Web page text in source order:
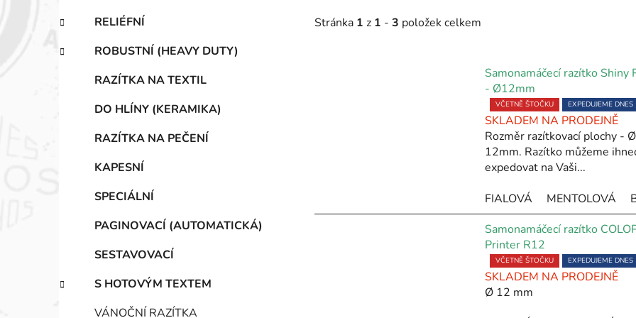
RELIÉFNÍ
ROBUSTNÍ (HEAVY DUTY)
RAZÍTKA NA TEXTIL
DO HLÍNY (KERAMIKA)
RAZÍTKA NA PEČENÍ
KAPESNÍ
SPECIÁLNÍ
PAGINOVACÍ (AUTOMATICKÁ)
SESTAVOVACÍ
S HOTOVÝM TEXTEM
VÁNOČNÍ RAZÍTKA
Stránka 1 z 1 - 3 položek celkem
d
Samonamáčecí razítko Shiny
- Ø12mm
Průměrné
hodnocení
produktu
je
5,0
5
hvězdiček.
VČETNĚ ŠTOČKU EXPEDUJEME DNES
SKLADEM NA PRODEJNĚ
Rozměr razítkovací plochy - Ø
12mm. Razítko můžeme
expedovat na Vaši...
FIALOVÁ
MENTOLOVÁ
Samonamáčecí razítko
Printer R12
Průměrné
hodnocení
produktu
VČETNĚ ŠTOČKU EXPEDUJEME DNES
SKLADEM NA PRODEJNĚ
Ø 12 mm